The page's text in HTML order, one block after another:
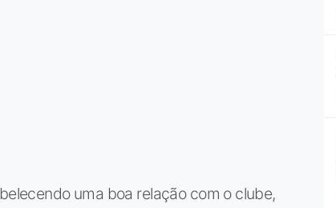
uma boa relação com o clube,